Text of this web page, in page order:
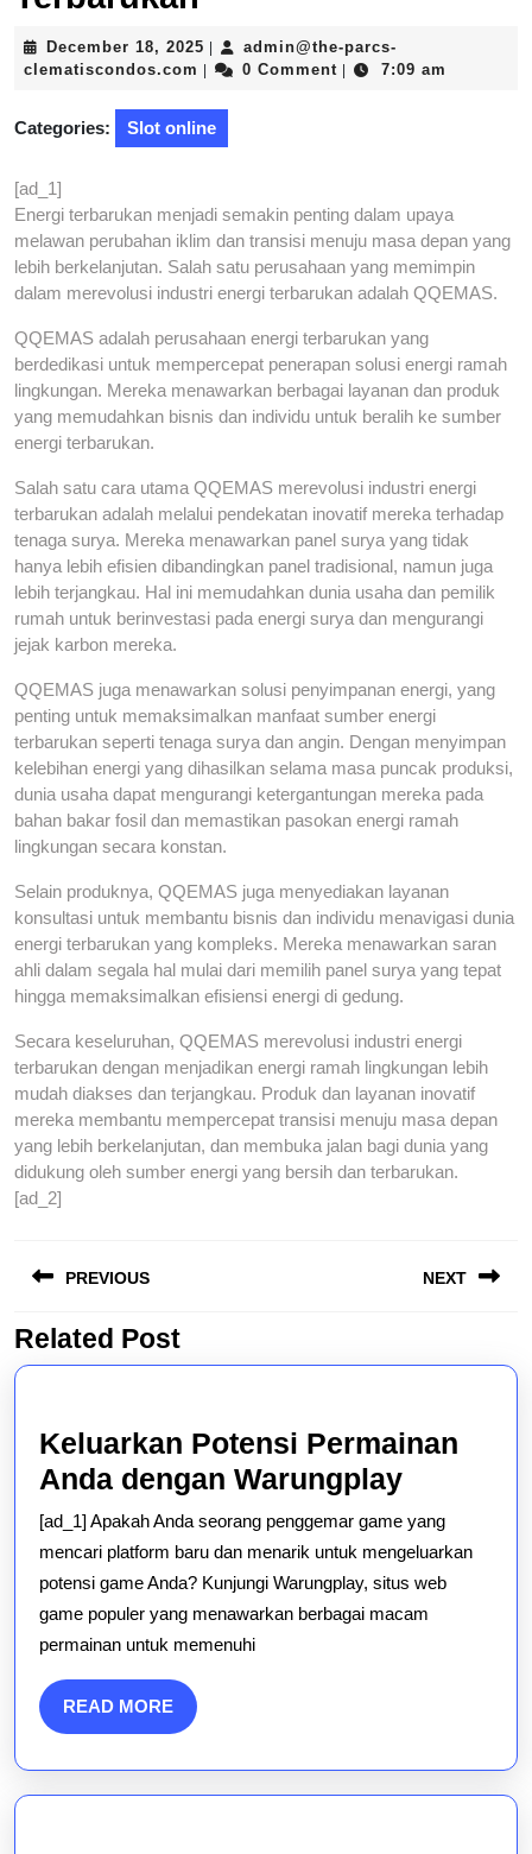
December 18, 2025 December
18,
admin@the-parcs-
clematiscondos.com admin@the-
clematiscondos.com
0 Comment 7:09 am
Categories: Slot online
[ad_1]
Energi terbarukan menjadi semakin penting dalam upaya
melawan perubahan iklim dan transisi menuju masa depan yang
lebih berkelanjutan. Salah satu perusahaan yang memimpin
dalam merevolusi industri energi terbarukan adalah QQEMAS.
QQEMAS adalah perusahaan energi terbarukan yang
berdedikasi untuk mempercepat penerapan solusi energi ramah
lingkungan. Mereka menawarkan berbagai layanan dan produk
yang memudahkan bisnis dan individu untuk beralih ke sumber
energi terbarukan.
Salah satu cara utama QQEMAS merevolusi industri energi
terbarukan adalah melalui pendekatan inovatif mereka terhadap
tenaga surya. Mereka menawarkan panel surya yang tidak
hanya lebih efisien dibandingkan panel tradisional, namun juga
lebih terjangkau. Hal ini memudahkan dunia usaha dan pemilik
rumah untuk berinvestasi pada energi surya dan mengurangi
jejak karbon mereka.
QQEMAS juga menawarkan solusi penyimpanan energi, yang
penting untuk memaksimalkan manfaat sumber energi
terbarukan seperti tenaga surya dan angin. Dengan menyimpan
kelebihan energi yang dihasilkan selama masa puncak produksi,
dunia usaha dapat mengurangi ketergantungan mereka pada
bahan bakar fosil dan memastikan pasokan energi ramah
lingkungan secara konstan.
Selain produknya, QQEMAS juga menyediakan layanan
konsultasi untuk membantu bisnis dan individu menavigasi dunia
energi terbarukan yang kompleks. Mereka menawarkan saran
ahli dalam segala hal mulai dari memilih panel surya yang tepat
hingga memaksimalkan efisiensi energi di gedung.
Secara keseluruhan, QQEMAS merevolusi industri energi
terbarukan dengan menjadikan energi ramah lingkungan lebih
mudah diakses dan terjangkau. Produk dan layanan inovatif
mereka membantu mempercepat transisi menuju masa depan
yang lebih berkelanjutan, dan membuka jalan bagi dunia yang
didukung oleh sumber energi yang bersih dan terbarukan.
[ad_2]
navigation
PREVIOUS
Previous
post:
NEXT
post:
Related Post
Keluarkan Potensi Permainan
Anda dengan Warungplay
Potensi
Anda
dengan
[ad_1] Apakah Anda seorang penggemar game yang
mencari platform baru dan menarik untuk mengeluarkan
potensi game Anda? Kunjungi Warungplay, situs web
game populer yang menawarkan berbagai macam
permainan untuk memenuhi
READ MOREREAD
MORE